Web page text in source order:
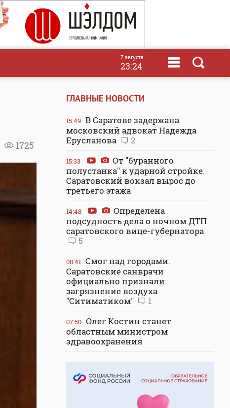
7 августа
23:24
1725
ГЛАВНЫЕ НОВОСТИ
15:49 В Саратове задержана
московский адвокат Надежда
Ерусланова
2
15:33
От "буранного
полустанка" к ударной стройке.
Саратовский вокзал вырос до
третьего этажа
14:48
Определена
подсудность дела о ночном ДТП
саратовского вице-губернатора
5
08:41 Смог над городами.
Саратовские санврачи
официально признали
загрязнение воздуха
"Ситиматиком"
1
07:50 Олег Костин станет
областным министром
здравоохранения